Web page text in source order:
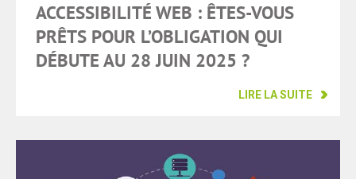
ACCESSIBILITÉ WEB : ÊTES-VOUS
PRÊTS POUR L’OBLIGATION QUI
DÉBUTE AU 28 JUIN 2025 ?
LIRE LA SUITE